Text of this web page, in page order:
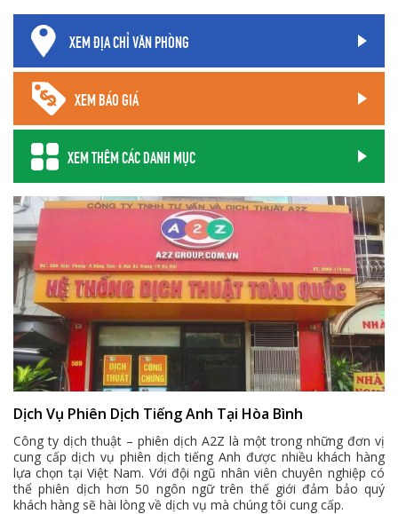
XEM ĐỊA CHỈ VĂN PHÒNG
XEM BÁO GIÁ
XEM THÊM CÁC DANH MỤC
Dịch Vụ Phiên Dịch Tiếng Anh Tại Hòa Bình
Công ty dịch thuật – phiên dịch A2Z là một trong những đơn vị
cung cấp dịch vụ phiên dịch tiếng Anh được nhiều khách hàng
lựa chọn tại Việt Nam. Với đội ngũ nhân viên chuyên nghiệp có
thể phiên dịch hơn 50 ngôn ngữ trên thế giới đảm bảo quý
khách hàng sẽ hài lòng về dịch vụ mà chúng tôi cung cấp.